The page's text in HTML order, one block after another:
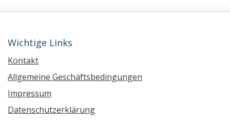
Wichtige Links
Kontakt
Allgemeine Geschäftsbedingungen
Impressum
Datenschutzerklärung